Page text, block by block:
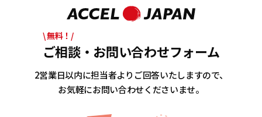
\ 無料！/
ご相談・お問い合わせフォーム
2営業日以内に担当者よりご回答いたしますので、
お気軽にお問い合わせくださいませ。